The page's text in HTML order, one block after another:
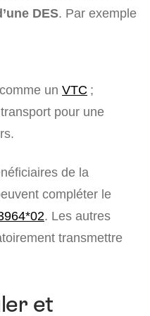
DES. Par exemple
un VTC ;
pour une
de la
compléter le
. Les autres
transmettre
et